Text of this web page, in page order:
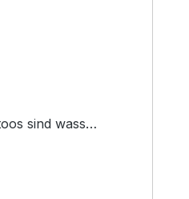
feuchten Papiertuch auftragen und mit Babyöl entfernen. Die Tattoos sind wass…